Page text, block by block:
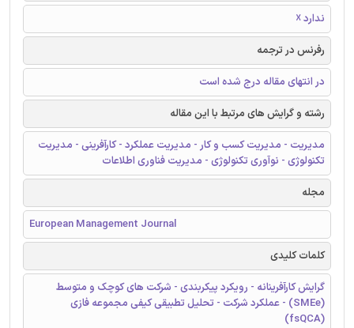
ندارد ☓
رفرنس در ترجمه
در انتهای مقاله درج شده است
رشته و گرایش های مرتبط با این مقاله
مدیریت - مدیریت کسب و کار - مدیریت عملکرد - کارآفرینی - مدیریت
تکنولوژی - نوآوری تکنولوژی - مدیریت فناوری اطلاعات
مجله
European Management Journal
کلمات کلیدی
گرایش کارآفرینانه - رویکرد پیکربندی - شرکت های کوچک و متوسط
(SMEe) - عملکرد شرکت - تحلیل تطبیقی کیفی مجموعه فازی
(fsQCA)